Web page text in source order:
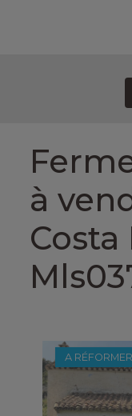
PROPRIÉTÉS
ACHETER
À PROPOS DE
ASSOCIATES
CONTACT
à
Costa
A RÉFORMER